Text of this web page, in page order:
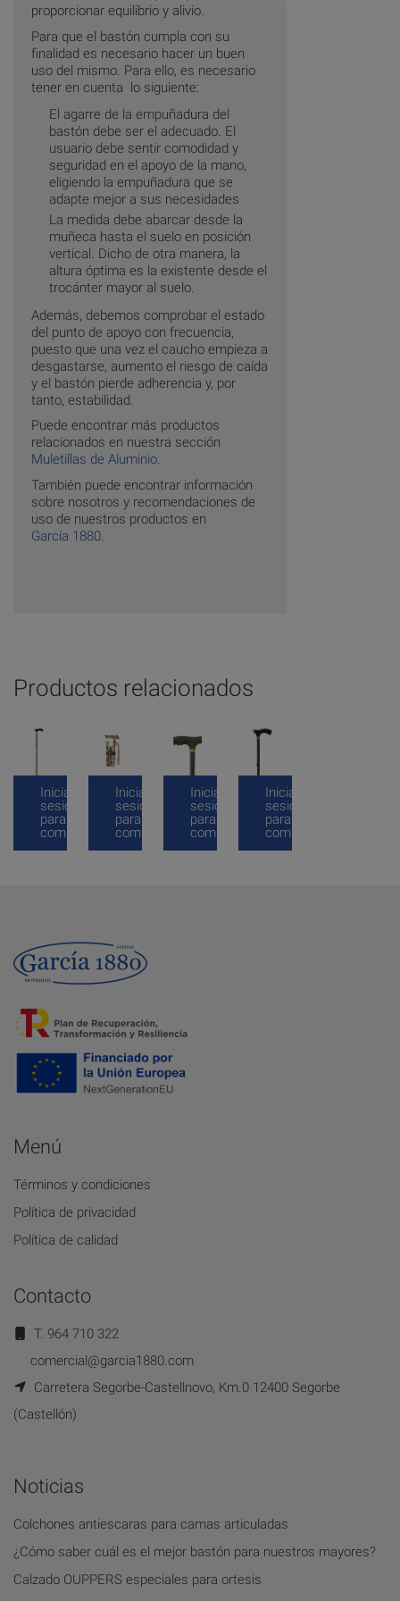
proporcionar equilibrio y alivio.
Para que el bastón cumpla con su
finalidad es necesario hacer un buen
uso del mismo. Para ello, es necesario
tener en cuenta lo siguiente:
El agarre de la empuñadura del
bastón debe ser el adecuado. El
usuario debe sentir comodidad y
seguridad en el apoyo de la mano,
eligiendo la empuñadura que se
adapte mejor a sus necesidades
La medida debe abarcar desde la
muñeca hasta el suelo en posición
vertical. Dicho de otra manera, la
altura óptima es la existente desde el
trocánter mayor al suelo.
Además, debemos comprobar el estado
del punto de apoyo con frecuencia,
puesto que una vez el caucho empieza a
desgastarse, aumento el riesgo de caída
y el bastón pierde adherencia y, por
tanto, estabilidad.
Puede encontrar más productos
relacionados en nuestra sección
Muletillas de Aluminio.
También puede encontrar información
sobre nosotros y recomendaciones de
uso de nuestros productos en
García 1880
Productos relacionados
Inicia
sesión
para
comprar
Inicia
sesión
para
comprar
Inicia
sesión
para
comprar
Inicia
sesión
para
comprar
Menú
Términos y condiciones
Política de privacidad
Política de calidad
Contacto
T. 964 710 322
comercial@garcia1880.com
Carretera Segorbe-Castellnovo, Km.0 12400 Segorbe
(Castellón)
Noticias
Colchones antiescaras para camas articuladas
¿Cómo saber cuál es el mejor bastón para nuestros mayores?
Calzado OUPPERS especiales para ortesis